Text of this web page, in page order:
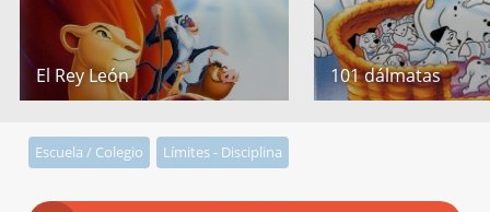
El Rey León 101 dálmatas
Escuela / Colegio Límites - Disciplina